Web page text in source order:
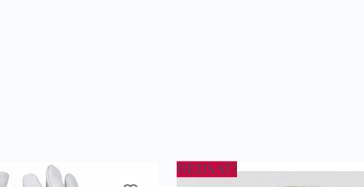
NEDSAT!